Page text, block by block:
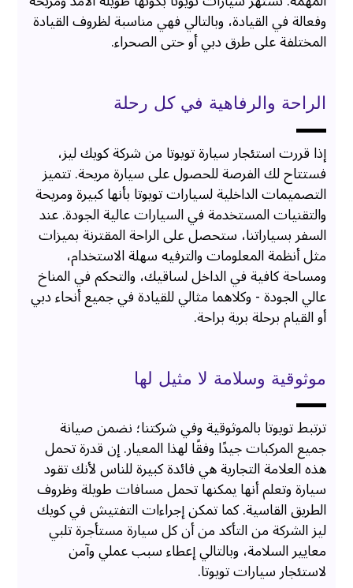
وفعالة في القيادة، وبالتالي فهي مناسبة لظروف القيادة
المختلفة على طرق دبي أو حتى الصحراء.
الراحة والرفاهية في كل رحلة
إذا قررت استئجار سيارة تويوتا من شركة كويك ليز،
فستتاح لك الفرصة للحصول على سيارة مريحة. تتميز
التصميمات الداخلية لسيارات تويوتا بأنها كبيرة ومريحة
والتقنيات المستخدمة في السيارات عالية الجودة. عند
السفر بسياراتنا، ستحصل على الراحة المقترنة بميزات
مثل أنظمة المعلومات والترفيه سهلة الاستخدام،
ومساحة كافية في الداخل لساقيك، والتحكم في المناخ
عالي الجودة - وكلاهما مثالي للقيادة في جميع أنحاء دبي
أو القيام برحلة برية براحة.
موثوقية وسلامة لا مثيل لها
ترتبط تويوتا بالموثوقية وفي شركتنا؛ نضمن صيانة
جميع المركبات جيدًا وفقًا لهذا المعيار. إن قدرة تحمل
هذه العلامة التجارية هي فائدة كبيرة للناس لأنك تقود
سيارة وتعلم أنها يمكنها تحمل مسافات طويلة وظروف
الطريق القاسية. كما تمكن إجراءات التفتيش في كويك
ليز الشركة من التأكد من أن كل سيارة مستأجرة تلبي
معايير السلامة، وبالتالي إعطاء سبب عملي وآمن
لاستئجار سيارات تويوتا.